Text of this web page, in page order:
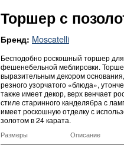
Торшер с
Бренд: Moscatelli
Бесподобно роскошный торшер для
фешенебельной меблировки.
выразительным декором
резного узорчатого «блюда»,
также имеет декор, верх венчает
стиле старинного канделябра с
имеет роскошную отделку с
золотом в 24 карата.
Размеры Описание